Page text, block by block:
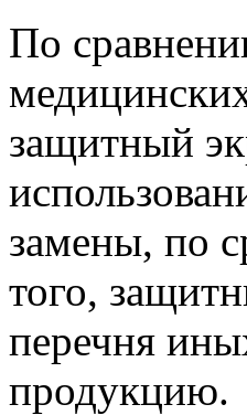
По
защитный
замены, по
того,
перечня
продукцию.